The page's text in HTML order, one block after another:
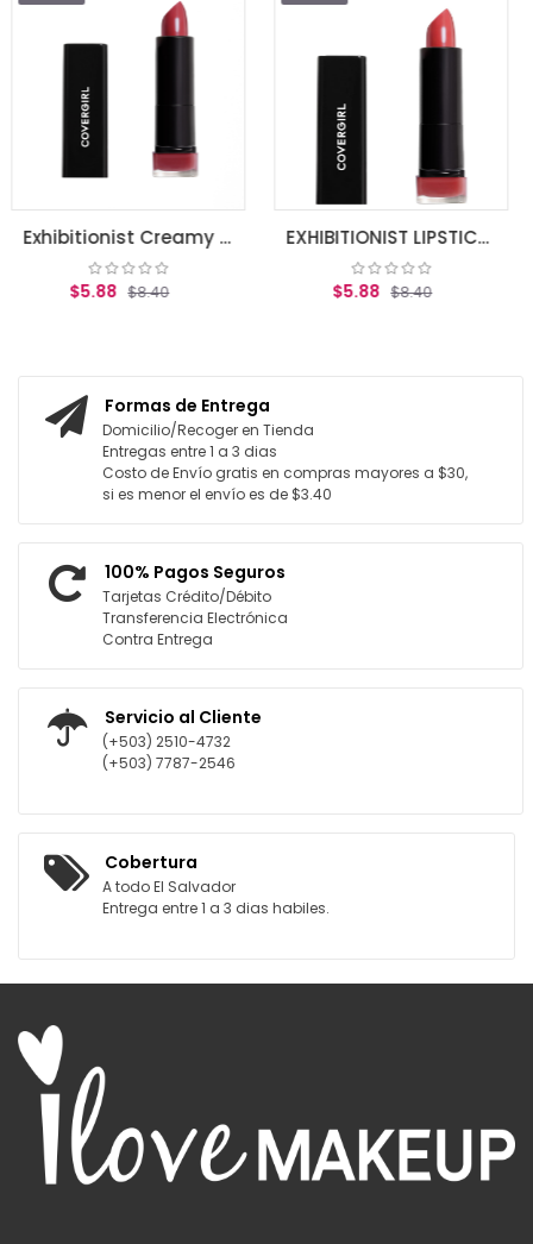
Exhibitionist Creamy Lipstick, Seduce Scalret .12 oz (3.5 g) EXHIBITIONIST LIPSTICK HOT
AGREGAR AL
Formas de Entrega
Domicilio/Recoger en Tienda
Entregas entre 1 a 3 dias
Costo de Envío gratis en compras mayores a $30,
si es menor el envío es de $3.40
100% Pagos Seguros
Tarjetas Crédito/Débito
Transferencia Electrónica
Contra Entrega
Servicio al Cliente
(+503) 2510-4732
(+503) 7787-2546
Cobertura
A todo El Salvador
Entrega entre 1 a 3 dias habiles.